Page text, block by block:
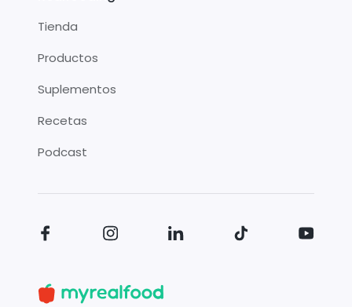
Tienda
Productos
Suplementos
Recetas
Podcast